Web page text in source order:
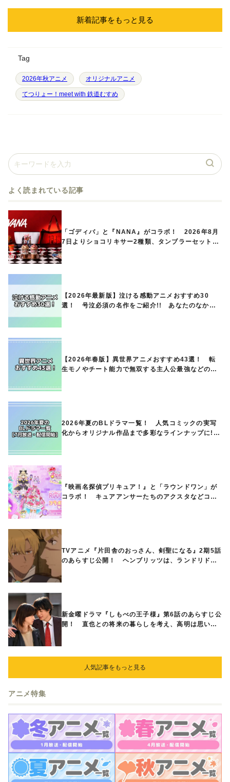
新着記事をもっと見る
Tag
2026年秋アニメ オリジナルアニメ
てつりょー！meet with 鉄道むすめ
よく読まれている記事
「ゴディバ」と『NANA』がコラボ！ 2026年8月
7日よりショコリキサー2種類、タンブラーセットな
【2026年最新版】泣ける感動アニメおすすめ30
選！ 号泣必須の名作をご紹介!! あなたのなかの
【2026年春版】異世界アニメおすすめ43選！ 転
生モノやチート能力で無双する主人公最強などの人
2026年夏のBLドラマ一覧！ 人気コミックの実写
化からオリジナル作品まで多彩なラインナップに!!
『映画名探偵プリキュア！』と「ラウンドワン」が
コラボ！ キュアアンサーたちのアクスタなどコラ
TVアニメ『片田舎のおっさん、剣聖になる』2期5話
のあらすじ公開！ ヘンブリッツは、ランドリドに
新金曜ドラマ『しもべの王子様』第6話のあらすじ公
開！ 直也との将来の暮らしを考え、高明は思い切
人気記事をもっと見る
アニメ特集